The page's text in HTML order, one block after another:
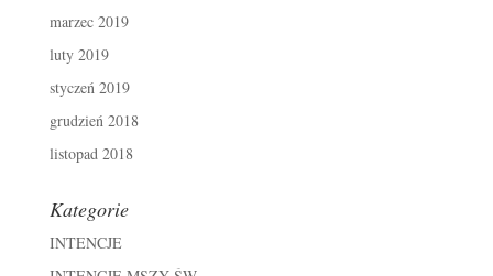
marzec 2019
luty 2019
styczeń 2019
grudzień 2018
listopad 2018
Kategorie
INTENCJE